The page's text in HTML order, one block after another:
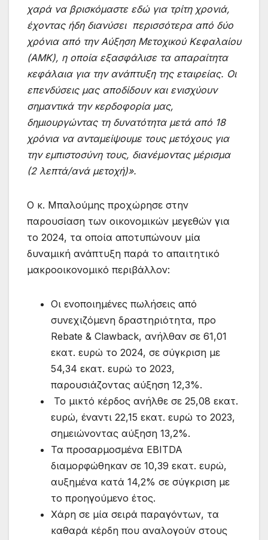
χαρά να βρισκόμαστε εδώ για τρίτη χρονιά,
έχοντας ήδη διανύσει περισσότερα από δύο
χρόνια από την Αύξηση Μετοχικού Κεφαλαίου
(ΑΜΚ), η οποία εξασφάλισε τα απαραίτητα
κεφάλαια για την ανάπτυξη της εταιρείας. Οι
επενδύσεις μας αποδίδουν και ενισχύουν
σημαντικά την κερδοφορία μας,
δημιουργώντας τη δυνατότητα μετά από 18
χρόνια να ανταμείψουμε τους μετόχους για
την εμπιστοσύνη τους, διανέμοντας μέρισμα
(2 λεπτά/ανά μετοχή)».
Ο κ. Μπαλούμης προχώρησε στην
παρουσίαση των οικονομικών μεγεθών για
το 2024, τα οποία αποτυπώνουν μία
δυναμική ανάπτυξη παρά το απαιτητικό
μακροοικονομικό περιβάλλον:
Οι ενοποιημένες πωλήσεις από
συνεχιζόμενη δραστηριότητα, προ
Rebate & Clawback, ανήλθαν σε 61,01
εκατ. ευρώ το 2024, σε σύγκριση με
54,34 εκατ. ευρώ το 2023,
παρουσιάζοντας αύξηση 12,3%.
Το μικτό κέρδος ανήλθε σε 25,08 εκατ.
ευρώ, έναντι 22,15 εκατ. ευρώ το 2023,
σημειώνοντας αύξηση 13,2%.
Τα προσαρμοσμένα EBITDA
διαμορφώθηκαν σε 10,39 εκατ. ευρώ,
αυξημένα κατά 14,2% σε σύγκριση με
το προηγούμενο έτος.
Χάρη σε μία σειρά παραγόντων, τα
καθαρά κέρδη που αναλογούν στους